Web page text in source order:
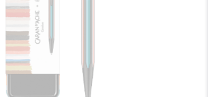
BILLE 849™ PAUL SMITH GRIS
ARGENTÉ
DÉCOUVRIR